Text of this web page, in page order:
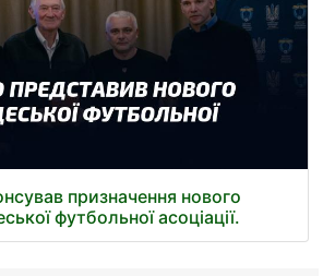
призначення нового
футбольної асоціації.